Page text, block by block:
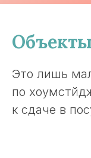
Это лишь
по
к сдаче в